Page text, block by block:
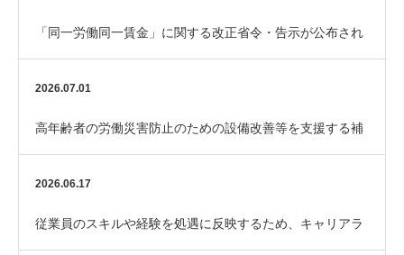
「同一労働同一賃金」に関する改正省令・告示が公布され
ました
2026.07.01
高年齢者の労働災害防止のための設備改善等を支援する補
助金「エイジフレンドリー補助金」
2026.06.17
従業員のスキルや経験を処遇に反映するため、キャリアラ